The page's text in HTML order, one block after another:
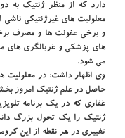
دارد كه از منظر ژنتیك به
معلولیت های غیرژنتیكی ناشی
و برخی عفونت ها و مصرف
های پزشكی و غربالگری های
می شود.
وی اظهار داشت: در معلولیت
حاصل در علم ژنتیك امروز
غفاری كه در یك برنامه
تغییری در هر نقطه از این